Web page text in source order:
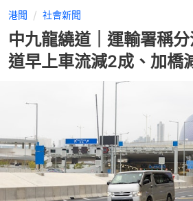
港聞 社會新聞
中九龍繞道｜運輸署稱
道早上車流減2成、加橋